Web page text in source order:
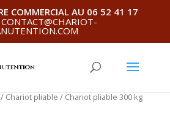
COMMERCIAL AU 06 52 41 17
CONTACT@CHARIOT-
/ Chariot pliable / Chariot pliable 300 kg